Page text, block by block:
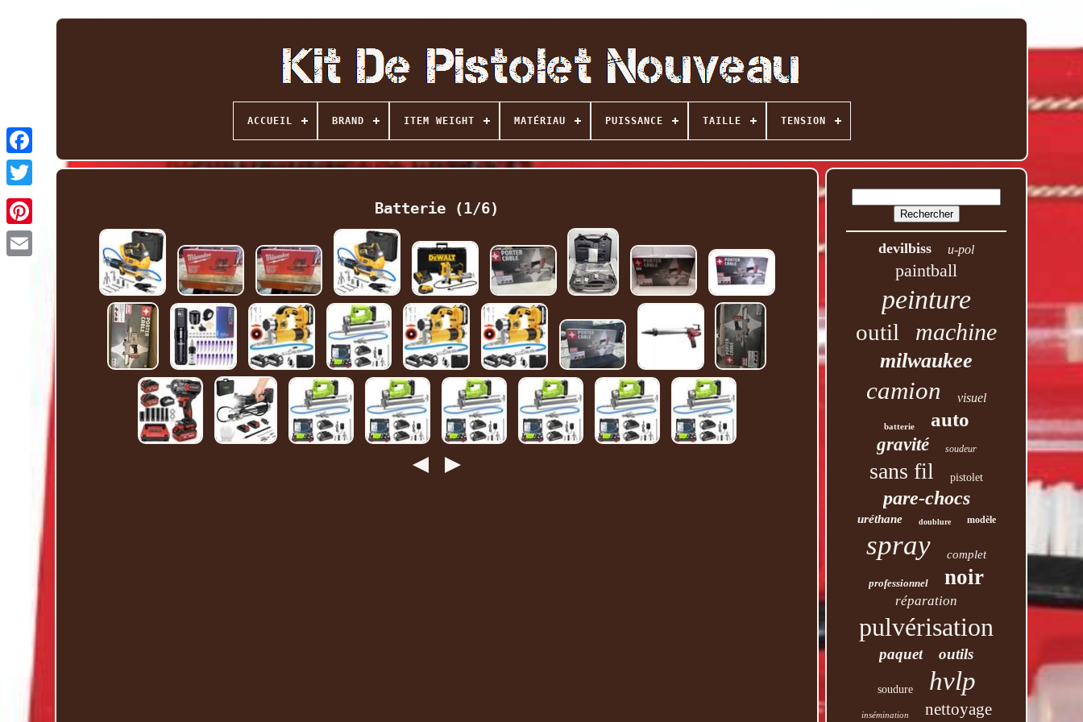
Facebook
Twitter
ACCUEIL BRAND ITEM WEIGHT MATÉRIAU PUISSANCE TAILLE TENSION
Batterie (1/6)
devilbiss u-pol
paintball
peinture
outil machine
milwaukee
camion visuel
batterie auto
gravité soudeur
sans fil pistolet
pare-chocs
uréthane doublure modèle
spray complet
professionnel noir
réparation
pulvérisation
paquet outils
soudure hvlp
insémination nettoyage